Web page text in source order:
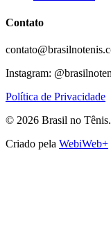
Contato
Instagram:
Política de Privacidade
© 2026 Brasil no Tênis.
Criado pela WebiWeb+